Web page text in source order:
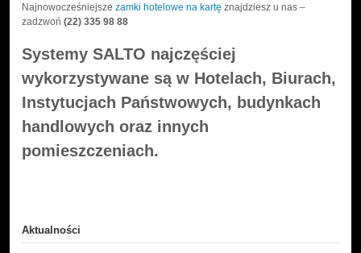
Najnowocześniejsze zamki hotelowe na kartę znajdziesz u nas –
zadzwoń (22) 335 98 88
Systemy SALTO najczęściej
wykorzystywane są w Hotelach, Biurach,
Instytucjach Państwowych, budynkach
handlowych oraz innych
pomieszczeniach.
Aktualności